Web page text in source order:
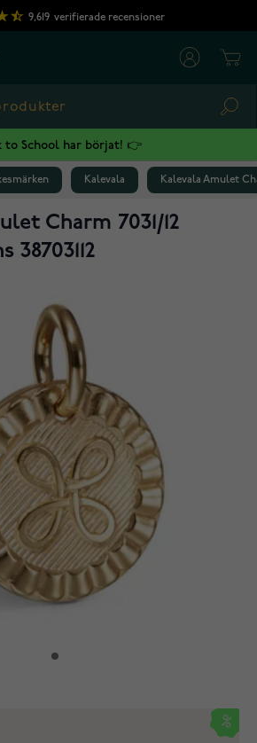
9,619 verifierade recensioner
to School har börjat! 👉
Kalevala Kalevala Amulet
Charm 7031/12